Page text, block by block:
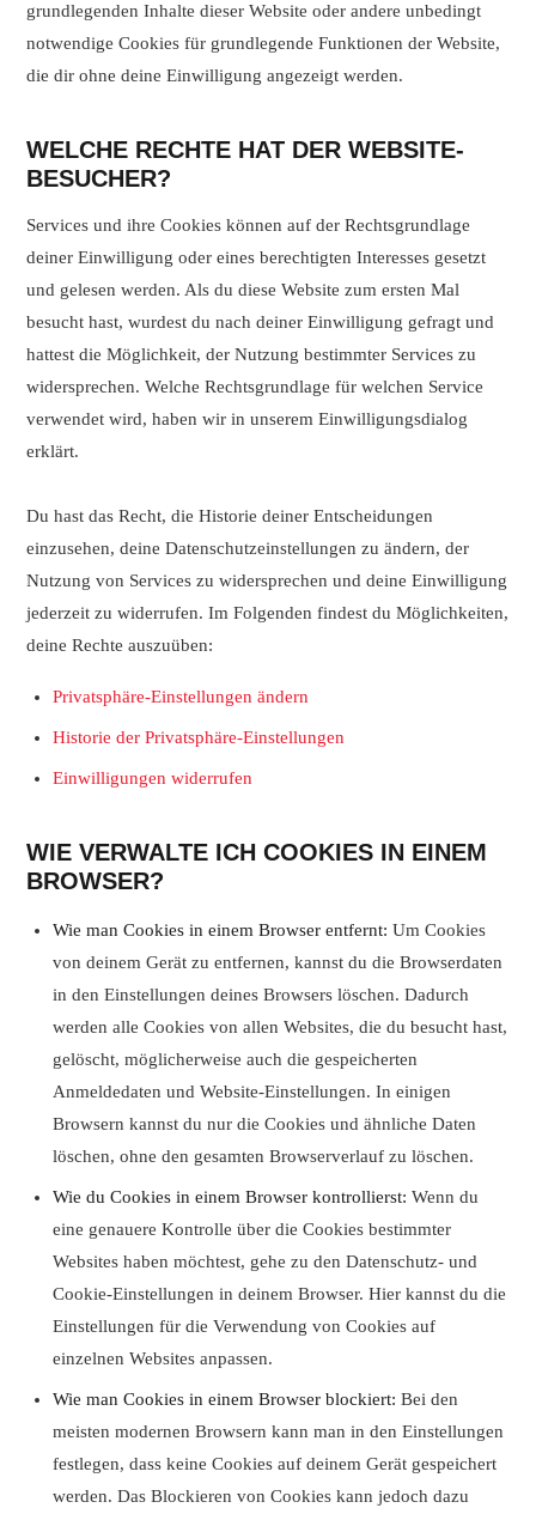
grundlegenden Inhalte dieser Website oder andere unbedingt
notwendige Cookies für grundlegende Funktionen der Website,
die dir ohne deine Einwilligung angezeigt werden.
WELCHE RECHTE HAT DER WEBSITE-
BESUCHER?
Services und ihre Cookies können auf der Rechtsgrundlage
deiner Einwilligung oder eines berechtigten Interesses gesetzt
und gelesen werden. Als du diese Website zum ersten Mal
besucht hast, wurdest du nach deiner Einwilligung gefragt und
hattest die Möglichkeit, der Nutzung bestimmter Services zu
widersprechen. Welche Rechtsgrundlage für welchen Service
verwendet wird, haben wir in unserem Einwilligungsdialog
erklärt.
Du hast das Recht, die Historie deiner Entscheidungen
einzusehen, deine Datenschutzeinstellungen zu ändern, der
Nutzung von Services zu widersprechen und deine Einwilligung
jederzeit zu widerrufen. Im Folgenden findest du Möglichkeiten,
deine Rechte auszuüben:
Privatsphäre-Einstellungen ändern
Historie der Privatsphäre-Einstellungen
Einwilligungen widerrufen
WIE VERWALTE ICH COOKIES IN EINEM
BROWSER?
Wie man Cookies in einem Browser entfernt: Um Cookies
von deinem Gerät zu entfernen, kannst du die Browserdaten
in den Einstellungen deines Browsers löschen. Dadurch
werden alle Cookies von allen Websites, die du besucht hast,
gelöscht, möglicherweise auch die gespeicherten
Anmeldedaten und Website-Einstellungen. In einigen
Browsern kannst du nur die Cookies und ähnliche Daten
löschen, ohne den gesamten Browserverlauf zu löschen.
Wie du Cookies in einem Browser kontrollierst: Wenn du
eine genauere Kontrolle über die Cookies bestimmter
Websites haben möchtest, gehe zu den Datenschutz- und
Cookie-Einstellungen in deinem Browser. Hier kannst du die
Einstellungen für die Verwendung von Cookies auf
einzelnen Websites anpassen.
Wie man Cookies in einem Browser blockiert: Bei den
meisten modernen Browsern kann man in den Einstellungen
festlegen, dass keine Cookies auf deinem Gerät gespeichert
werden. Das Blockieren von Cookies kann jedoch dazu